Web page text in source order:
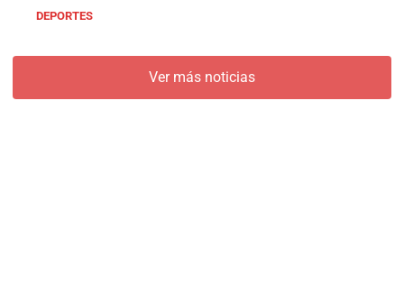
DEPORTES
Ver más noticias